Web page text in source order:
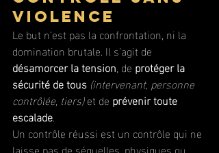
violence
Le but n’est pas la confrontation, ni la
domination brutale. Il s’agit de
désamorcer la tension, de protéger la
sécurité de tous (intervenant, personne
contrôlée, tiers) et de prévenir toute
escalade.
Un contrôle réussi est un contrôle qui ne